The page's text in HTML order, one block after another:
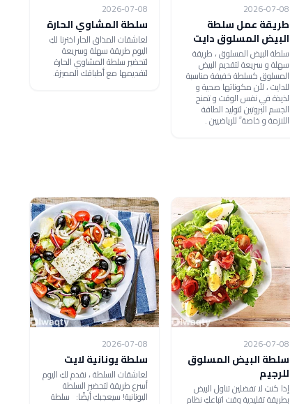
2026-07-08
طريقة عمل سلطة
البيض المسلوق دايت
سلطة البيض المسلوق ، طريقة
سهلة و سريعة لتقديم البيض
المسلوق كسلطة خفيفة مناسبة
للدايت ، لأن مكوناتها صحية و
لذيذة في نفس الوقت و تمنح
الجسم البروتين لتوليد الطاقة
اللازمة و خاصة ً للرياضيين .
2026-07-08
سلطة المشاوي الحارة
لعاشقات المذاق الحار اخترنا لكِ
اليوم طريقة سهلة وسريعة
لتحضير سلطة المشاوي الحارة
لتقديمها مع أطباقك المميزة.
2026-07-08
سلطة البيض المسلوق
للرجيم
إذا كنتِ لا تفضلين تناول البيض
بطريقة تقليدية وقت اتباعكِ نظام
2026-07-08
سلطة يونانية لايت
لعاشقات السلطة ، نقدم لكِ اليوم
أسرع طريقة لتحضير السلطة
اليونانية! سيعجبك أيضًا: سلطة